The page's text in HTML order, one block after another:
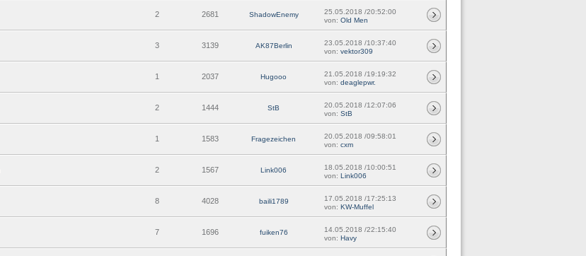
2 2681 ShadowEnemy
25.05.2018 /20:52:00
von: Old Men
3 3139 AK87Berlin
23.05.2018 /10:37:40
von: vektor309
1 2037 Hugooo
21.05.2018 /19:19:32
von: deaglepwr.
2 1444 StB
20.05.2018 /12:07:06
von: StB
1 1583 Fragezeichen
20.05.2018 /09:58:01
von: cxm
2 1567 Link006
18.05.2018 /10:00:51
von: Link006
8 4028 baili1789
17.05.2018 /17:25:13
von: KW-Muffel
7 1696 fuiken76
14.05.2018 /22:15:40
von: Havy